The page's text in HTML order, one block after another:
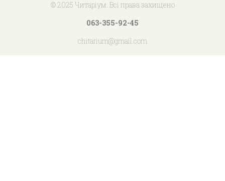
© 2025 Читаріум. Всі права захищено
063-355-92-45
chitarium@gmail.com